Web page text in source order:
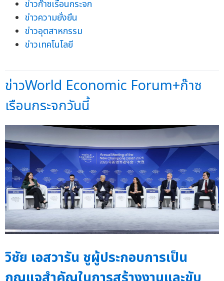
ข่าวก๊าซเรือนกระจก
ข่าวความยั่งยืน
ข่าวอุตสาหกรรม
ข่าวเทคโนโลยี
ข่าวWorld Economic Forum+ก๊าซ
เรือนกระจกวันนี้
วิชัย เอสวารัน ชูผู้ประกอบการเป็น